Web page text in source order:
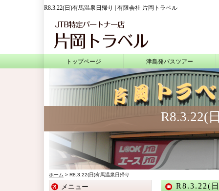
R8.3.22(日)有馬温泉日帰り | 有限会社 片岡トラベル
トップページ 津島発バスツアー
R8.3.22(
ホーム > R8.3.22(日)有馬温泉日帰り
R8.3.22(
メニュー